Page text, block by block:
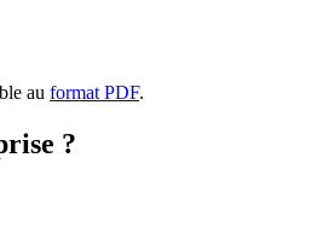
au format PDF.
?